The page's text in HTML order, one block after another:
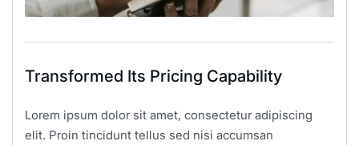
Transformed Its Pricing Capability
Lorem ipsum dolor sit amet, consectetur adipiscing
elit. Proin tincidunt tellus sed nisi accumsan